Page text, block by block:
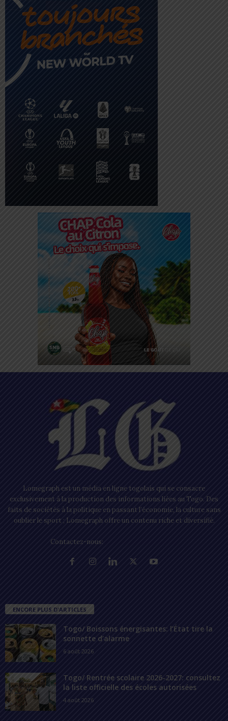
Lomegraph est un média en ligne togolais qui se consacre
exclusivement à la production des informations liées au Togo. Des
faits de sociétés à la politique en passant l’économie, la culture sans
oublier le sport ; Lomegraph offre un contenu riche et diversifié.
Contactez-nous:
ENCORE PLUS D'ARTICLES
Togo/ Boissons énergisantes: l’État tire la
sonnette d’alarme
6 août 2026
Togo/ Rentrée scolaire 2026-2027: consultez
la liste officielle des écoles autorisées
4 août 2026